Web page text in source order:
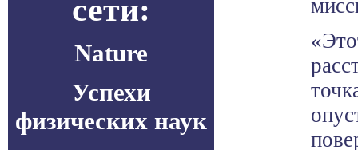
сети:
Nature
Успехи
физических наук